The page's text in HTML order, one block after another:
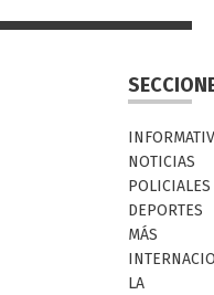
NOTICIAS
POLICIALES
DEPORTES
MÁS
LA